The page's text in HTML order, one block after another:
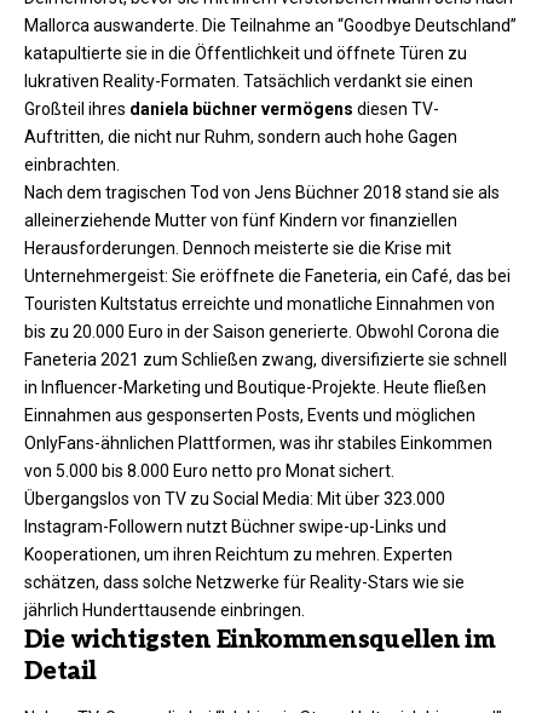
Mallorca auswanderte. Die Teilnahme an “Goodbye Deutschland”
katapultierte sie in die Öffentlichkeit und öffnete Türen zu
lukrativen Reality-Formaten. Tatsächlich verdankt sie einen
Großteil ihres daniela büchner vermögens diesen TV-
Auftritten, die nicht nur Ruhm, sondern auch hohe Gagen
einbrachten.
Nach dem tragischen Tod von Jens Büchner 2018 stand sie als
alleinerziehende Mutter von fünf Kindern vor finanziellen
Herausforderungen. Dennoch meisterte sie die Krise mit
Unternehmergeist: Sie eröffnete die Faneteria, ein Café, das bei
Touristen Kultstatus erreichte und monatliche Einnahmen von
bis zu 20.000 Euro in der Saison generierte. Obwohl Corona die
Faneteria 2021 zum Schließen zwang, diversifizierte sie schnell
in Influencer-Marketing und Boutique-Projekte. Heute fließen
Einnahmen aus gesponserten Posts, Events und möglichen
OnlyFans-ähnlichen Plattformen, was ihr stabiles Einkommen
von 5.000 bis 8.000 Euro netto pro Monat sichert.
Übergangslos von TV zu Social Media: Mit über 323.000
Instagram-Followern nutzt Büchner swipe-up-Links und
Kooperationen, um ihren Reichtum zu mehren. Experten
schätzen, dass solche Netzwerke für Reality-Stars wie sie
jährlich Hunderttausende einbringen.​
Die wichtigsten Einkommensquellen im
Detail